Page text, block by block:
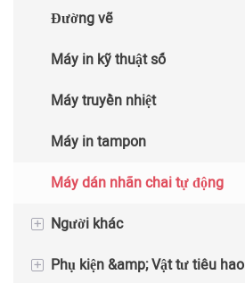
Đường vẽ
Máy in kỹ thuật số
Máy truyền nhiệt
Máy in tampon
Máy dán nhãn chai tự động
+ Người khác
Máy làm cốc
+ Phụ kiện &amp; Vật tư tiêu hao